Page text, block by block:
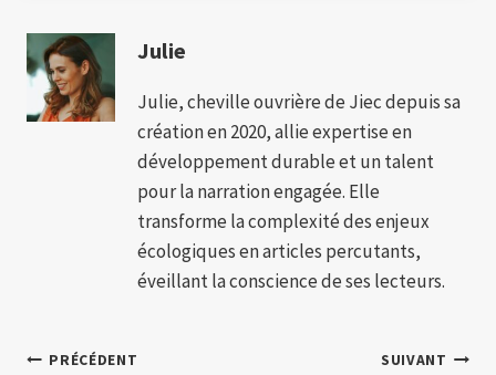
Julie
Julie, cheville ouvrière de Jiec depuis sa
création en 2020, allie expertise en
développement durable et un talent
pour la narration engagée. Elle
transforme la complexité des enjeux
écologiques en articles percutants,
éveillant la conscience de ses lecteurs.
Navigation
PRÉCÉDENT SUIVANT